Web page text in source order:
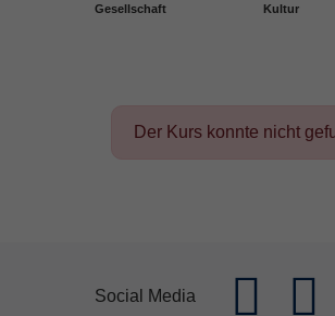
Gesellschaft Kultur
Der Kurs konnte nicht
Social Media